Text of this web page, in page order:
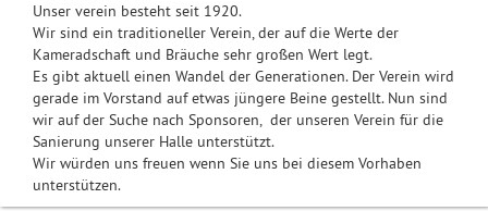
Unser verein besteht seit 1920.
Wir sind ein traditioneller Verein, der auf die Werte der
Kameradschaft und Bräuche sehr großen Wert legt.
Es gibt aktuell einen Wandel der Generationen. Der Verein wird
gerade im Vorstand auf etwas jüngere Beine gestellt. Nun sind
wir auf der Suche nach Sponsoren, der unseren Verein für die
Sanierung unserer Halle unterstützt.
Wir würden uns freuen wenn Sie uns bei diesem Vorhaben
unterstützen.